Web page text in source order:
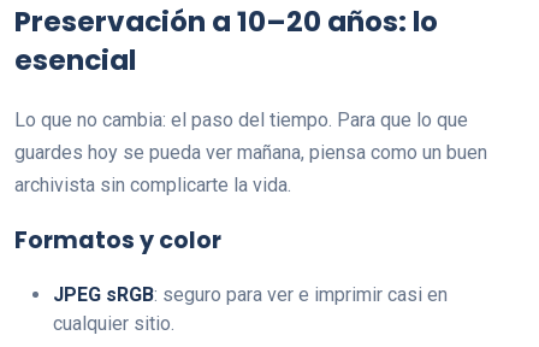
Preservación a 10–20 años: lo
esencial
Lo que no cambia: el paso del tiempo. Para que lo que
guardes hoy se pueda ver mañana, piensa como un buen
archivista sin complicarte la vida.
Formatos y color
JPEG sRGB: seguro para ver e imprimir casi en
cualquier sitio.